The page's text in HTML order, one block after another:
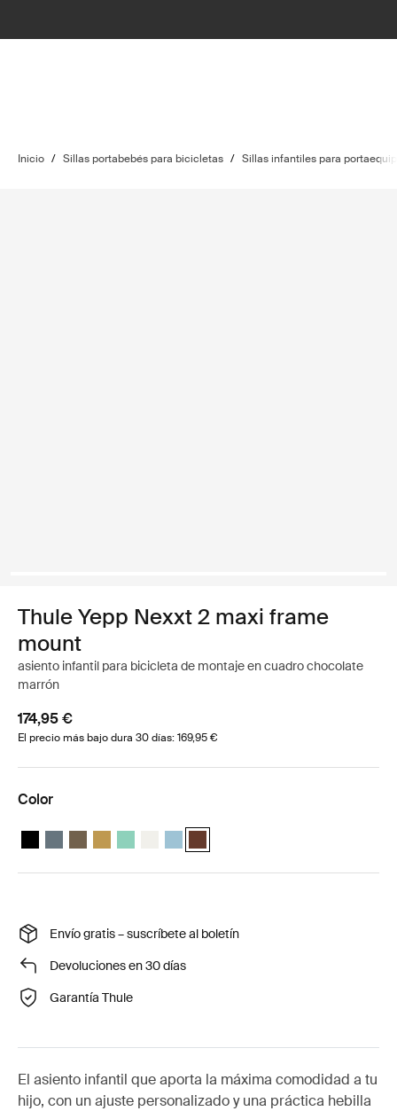
Inicio / Sillas portabebés para bicicletas / Sillas infantiles para
Thule Yepp Nexxt 2 maxi frame
mount
asiento infantil para bicicleta de montaje en cuadro chocolate
marrón
174,95 €
El precio más bajo dura 30 días: 169,95 €
Color
Thule Yepp Nexxt 2 Negro medianoche
Thule Yepp Nexxt 2 Pizarra oscura
Thule Yepp Nexxt 2 Caqui oscuro
Thule Yepp Nexxt 2 Amarillo brillante
Thule Yepp Nexxt 2 Maxi Mint Green
Thule Yepp Nexxt 2 Maxi Snow White
Thule Yepp Nexxt 2 Maxi Aguamarina
Thule Yepp Nexxt 2 Maxi Chocolate
Envío gratis – suscríbete al boletín
Devoluciones en 30 días
Garantía Thule
El asiento infantil que aporta la máxima comodidad a tu
hijo, con un ajuste personalizado y una práctica hebilla